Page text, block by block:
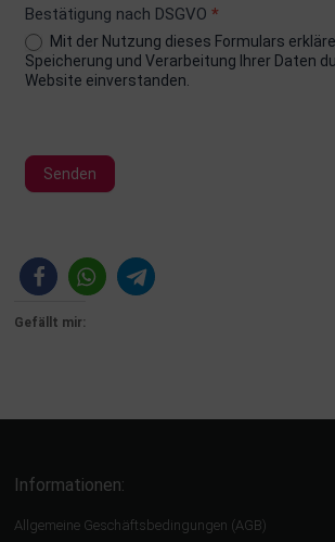
Bestätigung nach DSGVO*
Mit der Nutzung dieses Formulars
Speicherung und Verarbeitung Ihrer Daten
Website einverstanden.
Senden
Alternative:
Gefällt mir:
Informationen:
Allgemeine Geschäftsbedingungen (AGB)